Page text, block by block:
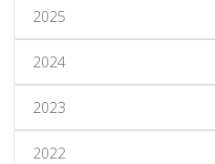
2025
2024
2023
2022